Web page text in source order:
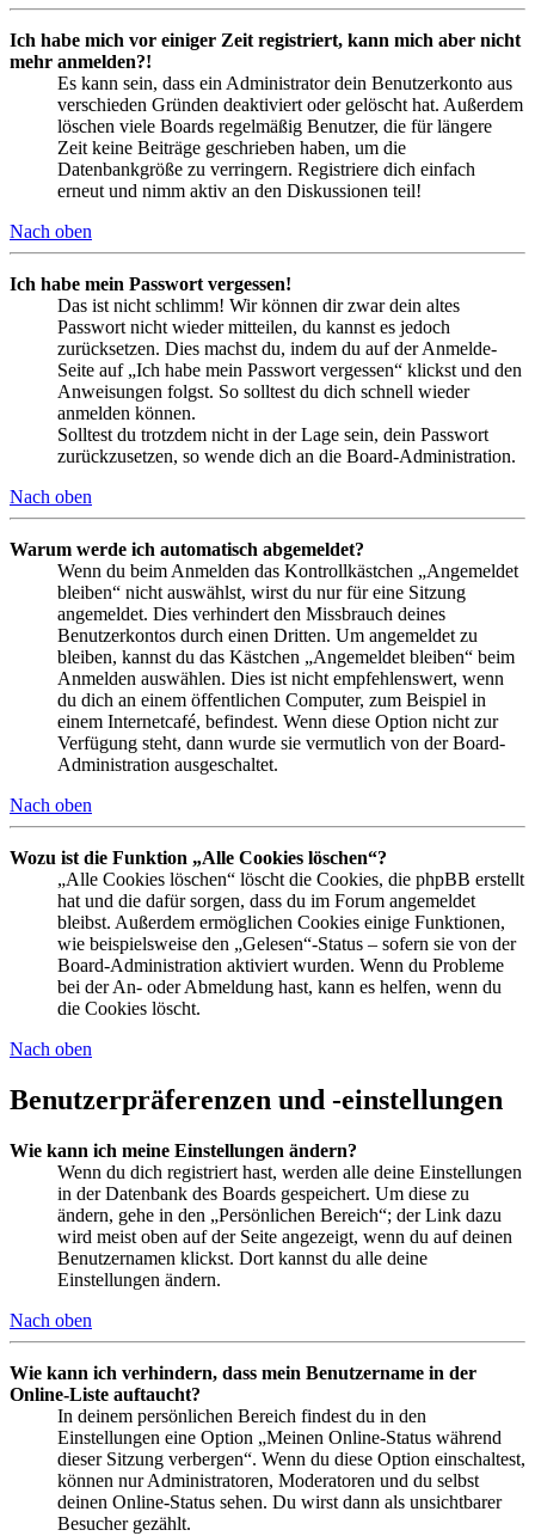
Ich habe mich vor einiger Zeit registriert, kann mich aber nicht
mehr anmelden?!
Es kann sein, dass ein Administrator dein Benutzerkonto aus
verschieden Gründen deaktiviert oder gelöscht hat. Außerdem
löschen viele Boards regelmäßig Benutzer, die für längere
Zeit keine Beiträge geschrieben haben, um die
Datenbankgröße zu verringern. Registriere dich einfach
erneut und nimm aktiv an den Diskussionen teil!
Nach oben
Ich habe mein Passwort vergessen!
Das ist nicht schlimm! Wir können dir zwar dein altes
Passwort nicht wieder mitteilen, du kannst es jedoch
zurücksetzen. Dies machst du, indem du auf der Anmelde-
Seite auf „Ich habe mein Passwort vergessen“ klickst und den
Anweisungen folgst. So solltest du dich schnell wieder
anmelden können.
Solltest du trotzdem nicht in der Lage sein, dein Passwort
zurückzusetzen, so wende dich an die Board-Administration.
Nach oben
Warum werde ich automatisch abgemeldet?
Wenn du beim Anmelden das Kontrollkästchen „Angemeldet
bleiben“ nicht auswählst, wirst du nur für eine Sitzung
angemeldet. Dies verhindert den Missbrauch deines
Benutzerkontos durch einen Dritten. Um angemeldet zu
bleiben, kannst du das Kästchen „Angemeldet bleiben“ beim
Anmelden auswählen. Dies ist nicht empfehlenswert, wenn
du dich an einem öffentlichen Computer, zum Beispiel in
einem Internetcafé, befindest. Wenn diese Option nicht zur
Verfügung steht, dann wurde sie vermutlich von der Board-
Administration ausgeschaltet.
Nach oben
Wozu ist die Funktion „Alle Cookies löschen“?
„Alle Cookies löschen“ löscht die Cookies, die phpBB erstellt
hat und die dafür sorgen, dass du im Forum angemeldet
bleibst. Außerdem ermöglichen Cookies einige Funktionen,
wie beispielsweise den „Gelesen“-Status – sofern sie von der
Board-Administration aktiviert wurden. Wenn du Probleme
bei der An- oder Abmeldung hast, kann es helfen, wenn du
die Cookies löscht.
Nach oben
Benutzerpräferenzen und -einstellungen
Wie kann ich meine Einstellungen ändern?
Wenn du dich registriert hast, werden alle deine Einstellungen
in der Datenbank des Boards gespeichert. Um diese zu
ändern, gehe in den „Persönlichen Bereich“; der Link dazu
wird meist oben auf der Seite angezeigt, wenn du auf deinen
Benutzernamen klickst. Dort kannst du alle deine
Einstellungen ändern.
Nach oben
Wie kann ich verhindern, dass mein Benutzername in der
Online-Liste auftaucht?
In deinem persönlichen Bereich findest du in den
Einstellungen eine Option „Meinen Online-Status während
dieser Sitzung verbergen“. Wenn du diese Option einschaltest,
können nur Administratoren, Moderatoren und du selbst
deinen Online-Status sehen. Du wirst dann als unsichtbarer
Besucher gezählt.